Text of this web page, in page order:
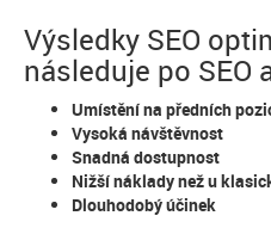
Výsledky SEO
následuje po SEO
Umístění na předních
Vysoká návštěvnost
Snadná dostupnost
Nižší náklady než u
Dlouhodobý účinek